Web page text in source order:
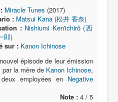
Miracle Tunes (2017)
: Matsui Kana (松井 香奈)
: Nishiumi Ken'ichirô (西
郎)
sur : Kanon Ichinose
épisode de leur émission
la mère de Kanon Ichinose,
employées en Negative
Note : 4 / 5